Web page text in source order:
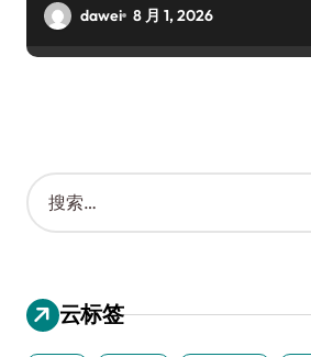
dawei 8 月 1, 2026
搜
索
：
云标签